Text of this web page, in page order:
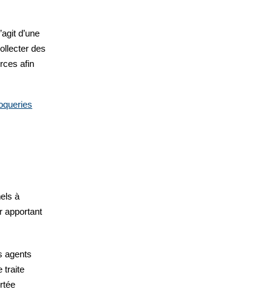
d’une
des
afin
à
apportant
agents
traite